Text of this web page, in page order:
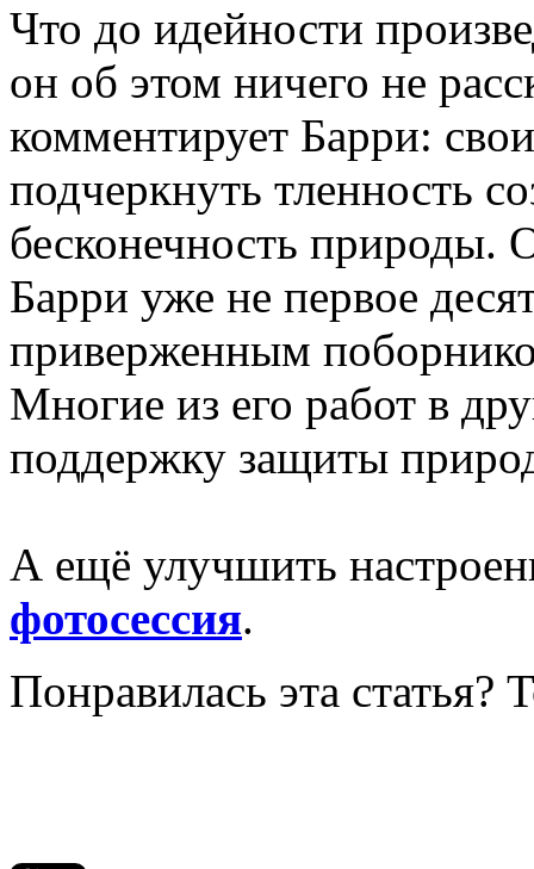
Что до идейности
он об этом ничего не
комментирует Барри:
подчеркнуть тленность
бесконечность природы.
Барри уже не первое
приверженным
Многие из его работ в
поддержку защиты
А ещё улучшить
фотосессия.
Понравилась эта статья?